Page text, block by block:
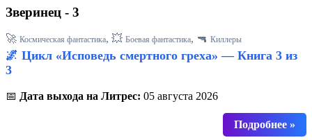
Зверинец - 3
🚀 Космическая фантастика, 💥 Боевая фантастика, 🔫 Киллеры
🌌 Цикл «Исповедь смертного греха» — Книга 3 из
3
📅 Дата выхода на Литрес: 05 августа 2026